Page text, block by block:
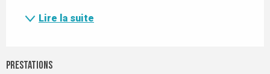
Lire la suite
Prestations